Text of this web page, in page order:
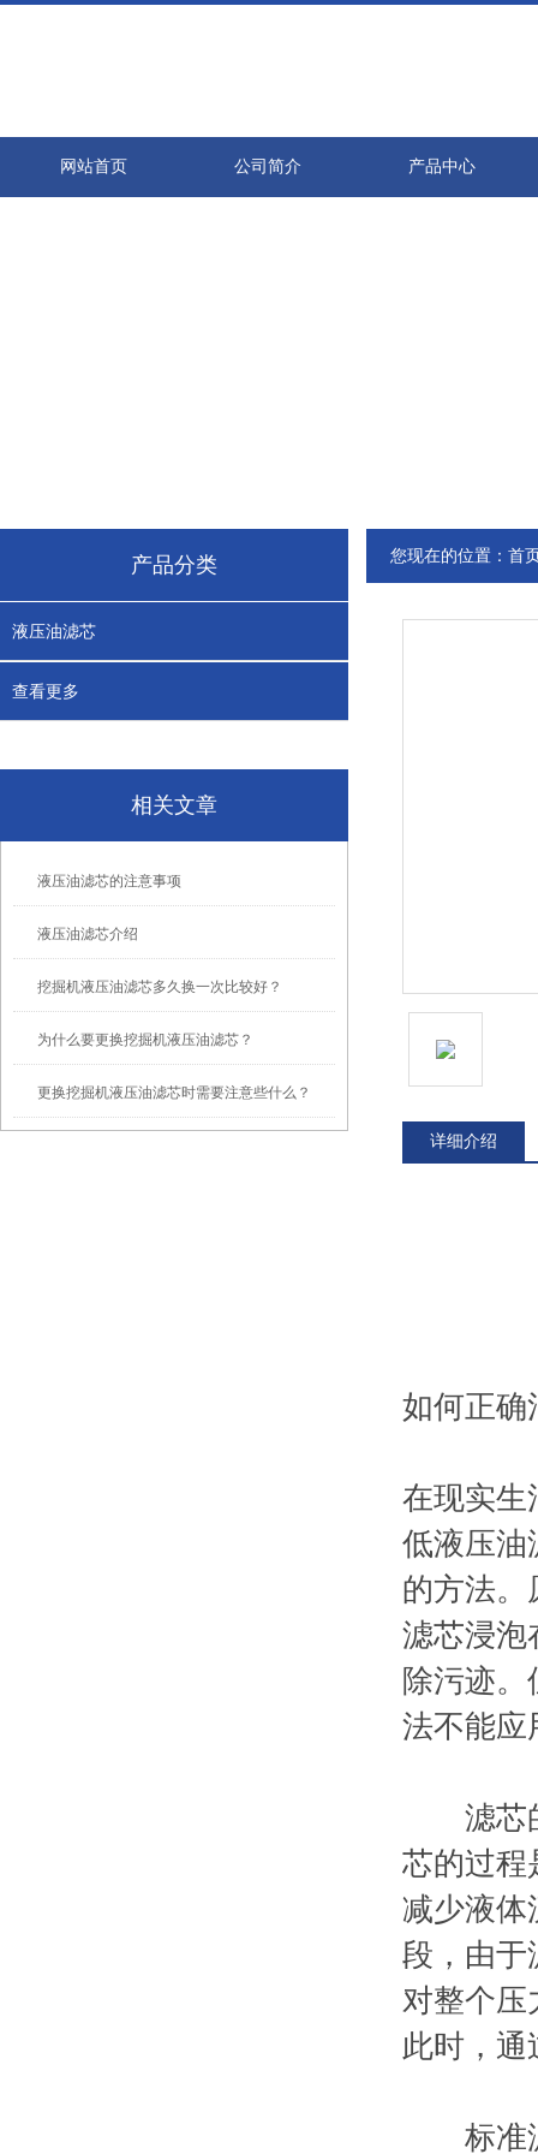
网站首页 公司简介 产品中心
产品分类
液压油滤芯
查看更多
相关文章
液压油滤芯的注意事项
液压油滤芯介绍
挖掘机液压油滤芯多久换一次比较好？
为什么要更换挖掘机液压油滤芯？
更换挖掘机液压油滤芯时需要注意些什么？
您现在的位置： 首
详细介绍
如何正
在现实生
低液压油
的方法。
滤芯浸泡
除污迹
法不能应
滤芯的
芯的过程
减少液体
段，由于
对整个压
此时，通
标准滤